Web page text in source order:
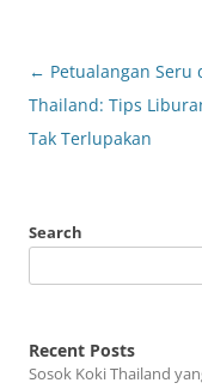
Post
navigation
← Petualangan Seru
Thailand: Tips
Tak Terlupakan
Search
Recent Posts
Sosok Koki Thailand